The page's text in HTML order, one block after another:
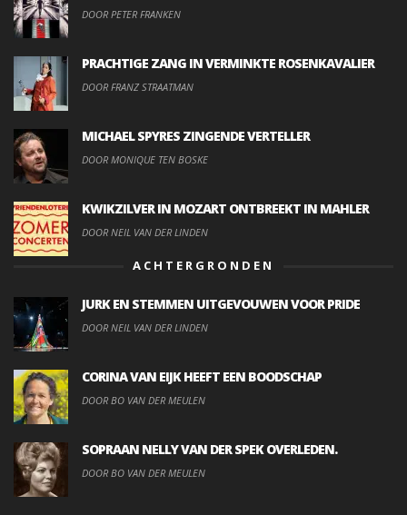
DOOR PETER FRANKEN
PRACHTIGE ZANG IN VERMINKTE ROSENKAVALIER
DOOR FRANZ STRAATMAN
MICHAEL SPYRES ZINGENDE VERTELLER
DOOR MONIQUE TEN BOSKE
KWIKZILVER IN MOZART ONTBREEKT IN MAHLER
DOOR NEIL VAN DER LINDEN
ACHTERGRONDEN
JURK EN STEMMEN UITGEVOUWEN VOOR PRIDE
DOOR NEIL VAN DER LINDEN
CORINA VAN EIJK HEEFT EEN BOODSCHAP
DOOR BO VAN DER MEULEN
SOPRAAN NELLY VAN DER SPEK OVERLEDEN.
DOOR BO VAN DER MEULEN